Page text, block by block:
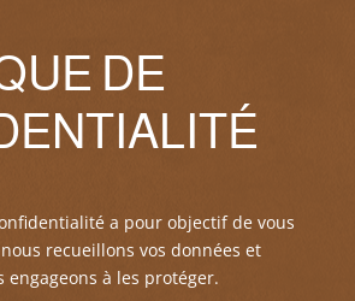
DE
a pour objectif de vous
recueillons vos données et
engageons à les protéger.